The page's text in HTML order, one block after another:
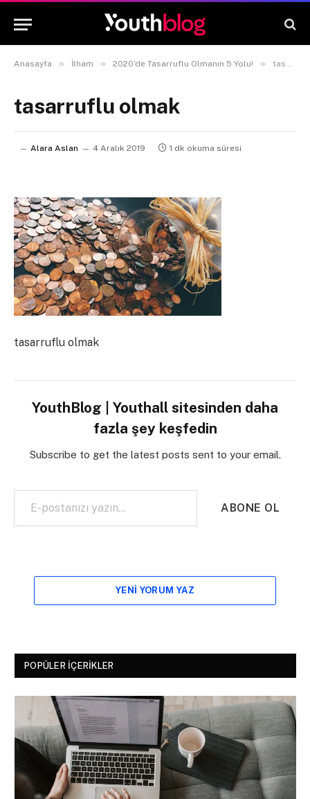
Anasayfa » İlham » 2020’de Tasarruflu Olmanın 5 Yolu! » tasarruflu olmak
tasarruflu olmak
Alara Aslan 4 Aralık 2019 1 dk okuma süresi
tasarruflu olmak
YouthBlog | Youthall sitesinden daha
fazla şey keşfedin
Subscribe to get the latest posts sent to your email.
E-postanızı yazın…
ABONE OL
YENI YORUM YAZ
POPÜLER İÇERIKLER